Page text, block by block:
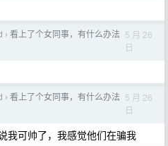
› 看上了个女同事，有什么办法 5 月 26
日
› 看上了个女同事，有什么办法 5 月 26
日
我可帅了，我感觉他们在骗我